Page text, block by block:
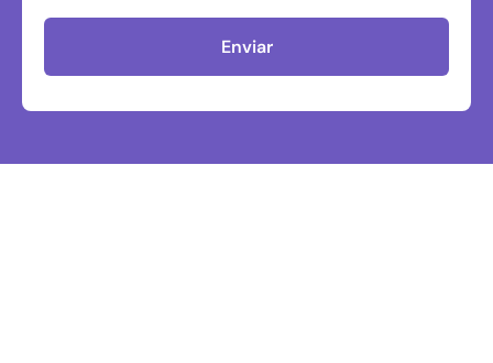
Enviar